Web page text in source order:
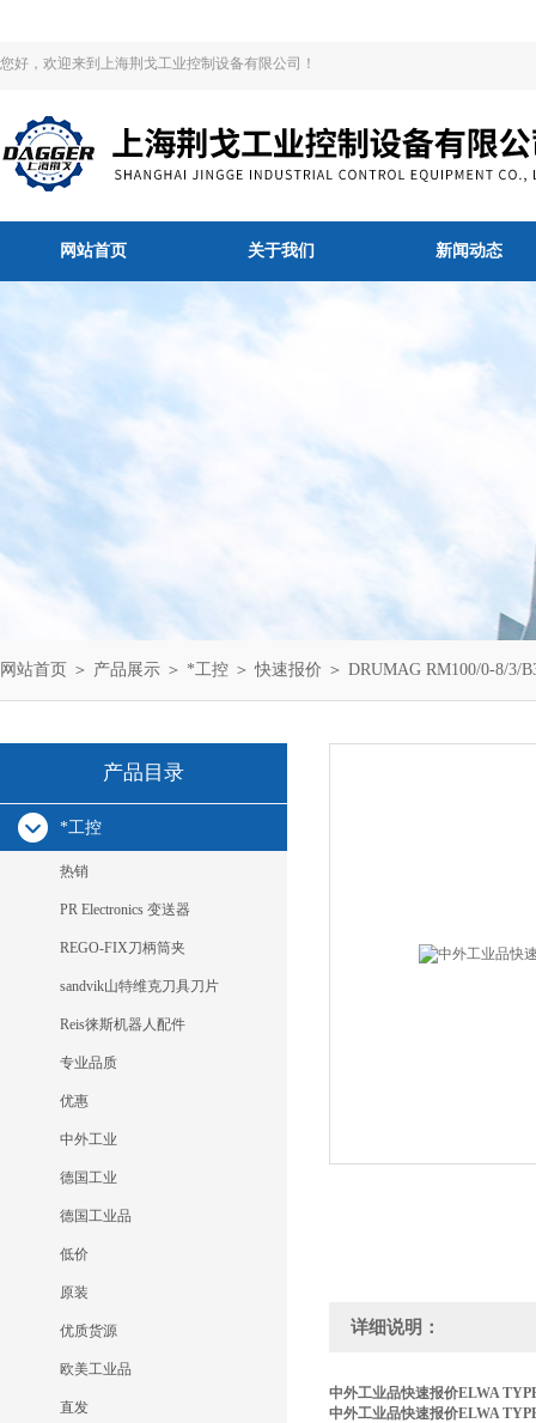
您好，欢迎来到上海荆戈工业控制设备有限公司！
网站首页 关于我们 新闻动态
网站首页 ＞ 产品展示 ＞ *工控 ＞快速报价 ＞ DRUMAG RM100/0-8/3/
产品目录
*工控
热销
PR Electronics 变送器
REGO-FIX刀柄筒夹
sandvik山特维克刀具刀片
Reis徕斯机器人配件
专业品质
优惠
中外工业
德国工业
德国工业品
低价
原装
优质货源
欧美工业品
直发
详细说明：
中外工业品快速报价ELWA
中外工业品快速报价ELWA